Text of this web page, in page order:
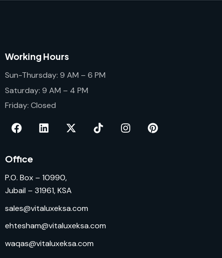
Working Hours
Sun-Thursday: 9 AM – 6 PM
Saturday: 9 AM – 4 PM
Friday: Closed
Office
P.O. Box – 10990,
Jubail – 31961, KSA
sales@vitaluxeksa.com
ehtesham@vitaluxeksa.com
waqas@vitaluxeksa.com